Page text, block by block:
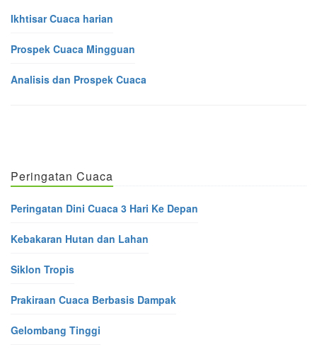
Ikhtisar Cuaca harian
Prospek Cuaca Mingguan
Analisis dan Prospek Cuaca
Peringatan Cuaca
Peringatan Dini Cuaca 3 Hari Ke Depan
Kebakaran Hutan dan Lahan
Siklon Tropis
Prakiraan Cuaca Berbasis Dampak
Gelombang Tinggi